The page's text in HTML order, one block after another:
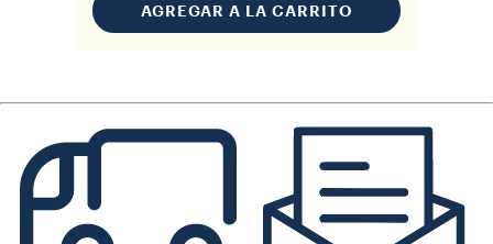
AGREGAR A LA CARRITO